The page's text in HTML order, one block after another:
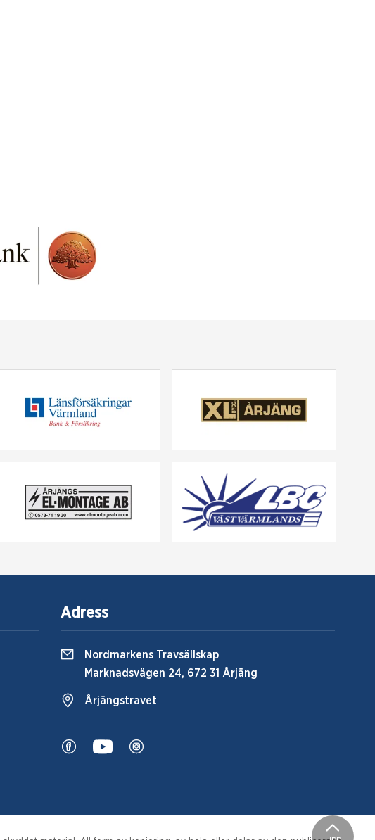
Adress
Nordmarkens Travsällskap
Marknadsvägen 24, 672 31 Årjäng
Årjängstravet